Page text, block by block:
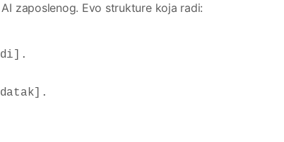
zaposlenog. Evo strukture koja radi: